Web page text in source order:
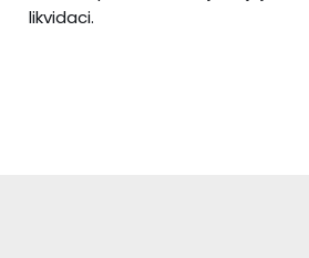
likvidaci.